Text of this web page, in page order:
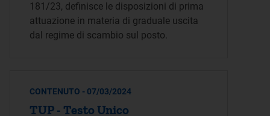
181/23, definisce le disposizioni di prima
attuazione in materia di graduale uscita
dal regime di scambio sul posto.
CONTENUTO - 07/03/2024
TUP - Testo Unico